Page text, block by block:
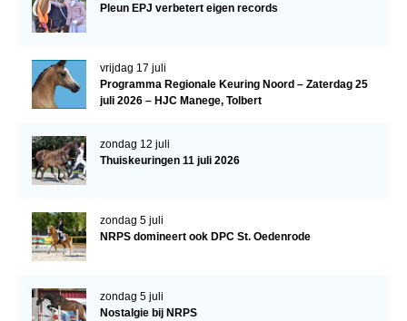
Regio Zuid
Word vrijiwilliger
KALENDER
Evenementen
ACCOUNT AANMAKEN
Pleun EPJ verbetert eigen records
vrijdag 17 juli
Programma Regionale Keuring Noord – Zaterdag 25
juli 2026 – HJC Manege, Tolbert
zondag 12 juli
Thuiskeuringen 11 juli 2026
zondag 5 juli
NRPS domineert ook DPC St. Oedenrode
zondag 5 juli
Nostalgie bij NRPS